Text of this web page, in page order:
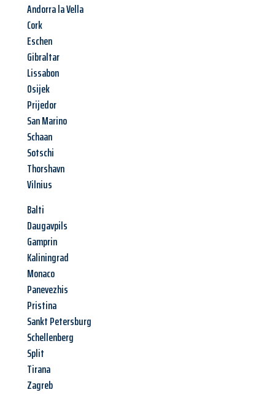
Andorra la Vella
Cork
Eschen
Gibraltar
Lissabon
Osijek
Prijedor
San Marino
Schaan
Sotschi
Thorshavn
Vilnius
Balti
Daugavpils
Gamprin
Kaliningrad
Monaco
Panevezhis
Pristina
Sankt Petersburg
Schellenberg
Split
Tirana
Zagreb